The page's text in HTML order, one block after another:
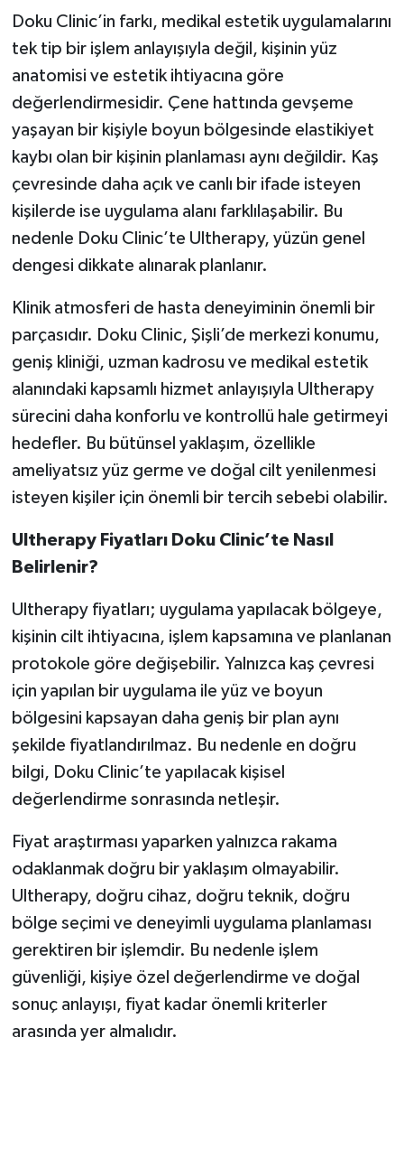
Doku Clinic’in farkı, medikal estetik uygulamalarını
tek tip bir işlem anlayışıyla değil, kişinin yüz
anatomisi ve estetik ihtiyacına göre
değerlendirmesidir. Çene hattında gevşeme
yaşayan bir kişiyle boyun bölgesinde elastikiyet
kaybı olan bir kişinin planlaması aynı değildir. Kaş
çevresinde daha açık ve canlı bir ifade isteyen
kişilerde ise uygulama alanı farklılaşabilir. Bu
nedenle Doku Clinic’te Ultherapy, yüzün genel
dengesi dikkate alınarak planlanır.
Klinik atmosferi de hasta deneyiminin önemli bir
parçasıdır. Doku Clinic, Şişli’de merkezi konumu,
geniş kliniği, uzman kadrosu ve medikal estetik
alanındaki kapsamlı hizmet anlayışıyla Ultherapy
sürecini daha konforlu ve kontrollü hale getirmeyi
hedefler. Bu bütünsel yaklaşım, özellikle
ameliyatsız yüz germe ve doğal cilt yenilenmesi
isteyen kişiler için önemli bir tercih sebebi olabilir.
Ultherapy Fiyatları Doku Clinic’te Nasıl
Belirlenir?
Ultherapy fiyatları; uygulama yapılacak bölgeye,
kişinin cilt ihtiyacına, işlem kapsamına ve planlanan
protokole göre değişebilir. Yalnızca kaş çevresi
için yapılan bir uygulama ile yüz ve boyun
bölgesini kapsayan daha geniş bir plan aynı
şekilde fiyatlandırılmaz. Bu nedenle en doğru
bilgi, Doku Clinic’te yapılacak kişisel
değerlendirme sonrasında netleşir.
Fiyat araştırması yaparken yalnızca rakama
odaklanmak doğru bir yaklaşım olmayabilir.
Ultherapy, doğru cihaz, doğru teknik, doğru
bölge seçimi ve deneyimli uygulama planlaması
gerektiren bir işlemdir. Bu nedenle işlem
güvenliği, kişiye özel değerlendirme ve doğal
sonuç anlayışı, fiyat kadar önemli kriterler
arasında yer almalıdır.